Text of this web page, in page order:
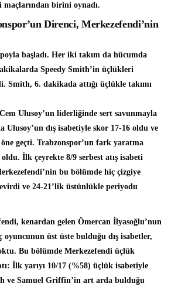
maçlarından birini oynadı.
Direnci, Merkezefendi’nin
başladı. Her iki takım da hücumda
Speedy Smith’in üçlükleri
6. dakikada attığı üçlükle takımı
Ulusoy’un liderliğinde sert savunmayla
Ulusoy’un dış isabetiyle skor 17-16 oldu ve
geçti. Trabzonspor’un fark yaratma
oldu. İlk çeyrekte 8/9 serbest atış isabeti
bu bölümde hiç çizgiye
ve 24-21’lik üstünlükle periyodu
kenardan gelen Ömercan İlyasoğlu’nun
oyuncunun üst üste bulduğu dış isabetler,
Bu bölümde Merkezefendi üçlük
İlk yarıyı 10/17 (%58) üçlük isabetiyle
ve Samuel Griffin’in art arda bulduğu